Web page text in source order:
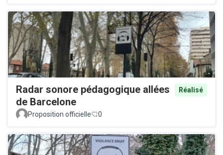
Radar sonore pédagogique allées
de Barcelone
Réalisé
Proposition officielle 0